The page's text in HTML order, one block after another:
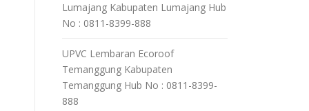
Lumajang Kabupaten Lumajang Hub
No : 0811-8399-888
UPVC Lembaran Ecoroof
Temanggung Kabupaten
Temanggung Hub No : 0811-8399-
888